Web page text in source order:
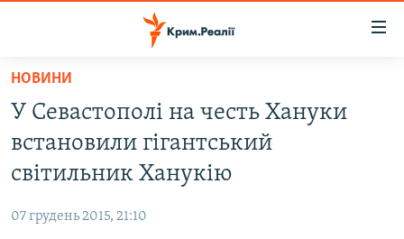
Перейти
основного
матеріалу
Перейти
до
основної
навігації
ВІДЕО ТА ФОТО
БЛОГИ
НОВИНИ
У Севастополі на честь Хануки
встановили гігантський
світильник Ханукію
07 грудень 2015, 21:10